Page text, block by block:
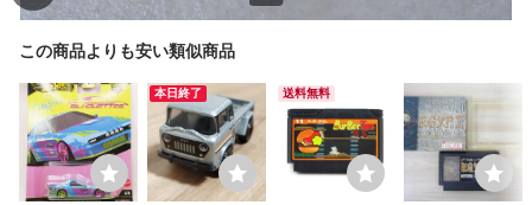
この商品よりも安い類似商品
本日終了 送料無料